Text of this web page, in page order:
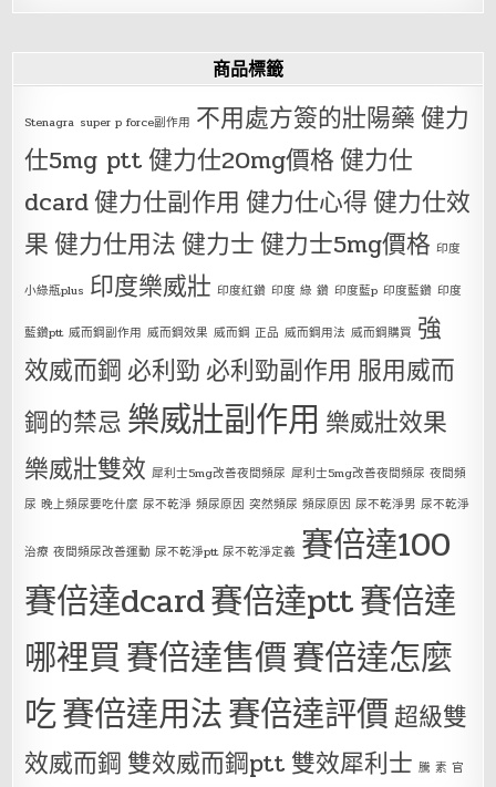
商品標籤
Stenagra super p force副作用 不用處方簽的壯陽藥健力
仕5mg ptt健力仕20mg價格健力仕
dcard健力仕副作用 健力仕心得健力仕效
果健力仕用法健力士健力士5mg價格 印度
小綠瓶plus 印度樂威壯 印度紅鑽 印度 綠 鑽 印度藍p 印度藍鑽 印度
藍鑽ptt 威而鋼副作用 威而鋼效果 威而鋼 正品 威而鋼用法 威而鋼購買 強
效威而鋼 必利勁 必利勁副作用 服用威而
鋼的禁忌 樂威壯副作用 樂威壯效果
樂威壯雙效 犀利士5mg改善夜間頻尿 犀利士5mg改善夜間頻尿 夜間頻
尿 晚上頻尿要吃什麼 尿不乾淨 頻尿原因 突然頻尿 頻尿原因 尿不乾淨男 尿不乾淨
治療 夜間頻尿改善運動 尿不乾淨ptt 尿不乾淨定義 賽倍達100
賽倍達dcard賽倍達ptt賽倍達
哪裡買賽倍達售價賽倍達怎麼
吃賽倍達用法賽倍達評價超級雙
效威而鋼 雙效威而鋼ptt 雙效犀利士 騰 素 官